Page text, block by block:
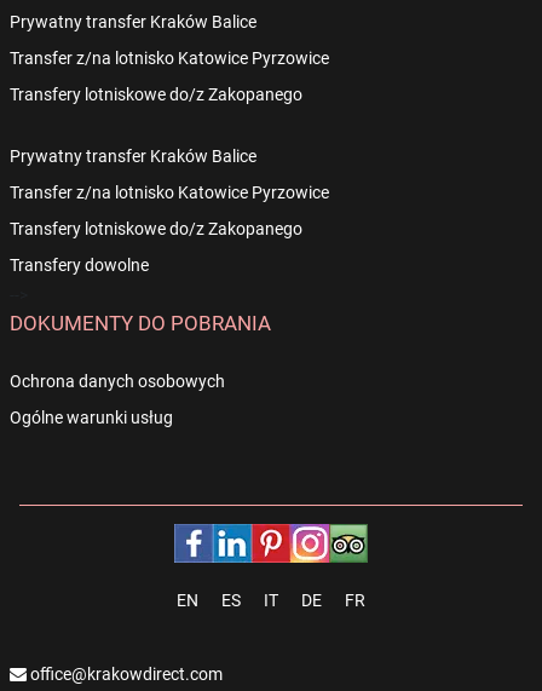
Prywatny transfer Kraków Balice
Transfer z/na lotnisko Katowice Pyrzowice
Transfery lotniskowe do/z Zakopanego
Prywatny transfer Kraków Balice
Transfer z/na lotnisko Katowice Pyrzowice
Transfery lotniskowe do/z Zakopanego
Transfery dowolne
DOKUMENTY DO POBRANIA
Ochrona danych osobowych
Ogólne warunki usług
EN ES IT DE FR
office@krakowdirect.com